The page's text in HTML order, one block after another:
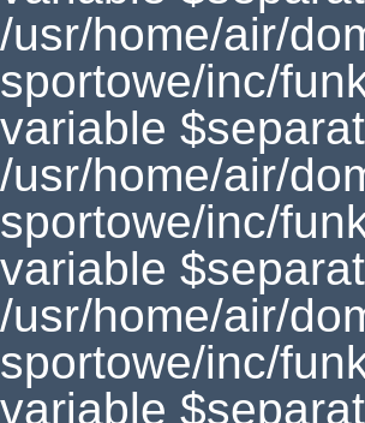
/usr/home/air/
sportowe/inc/
variable
/usr/home/air/
sportowe/inc/
variable
/usr/home/air/
sportowe/inc/
variable